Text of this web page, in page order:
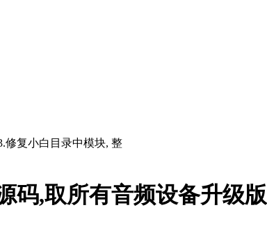
修复小白目录中模块, 整
码,取所有音频设备升级版